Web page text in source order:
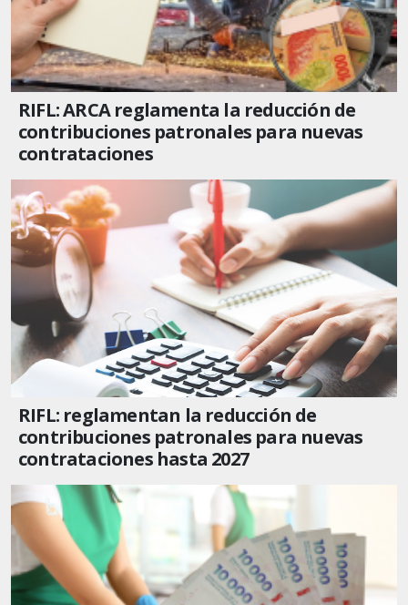
RIFL: ARCA reglamenta la reducción de
contribuciones patronales para nuevas
contrataciones
RIFL: reglamentan la reducción de
contribuciones patronales para nuevas
contrataciones hasta 2027